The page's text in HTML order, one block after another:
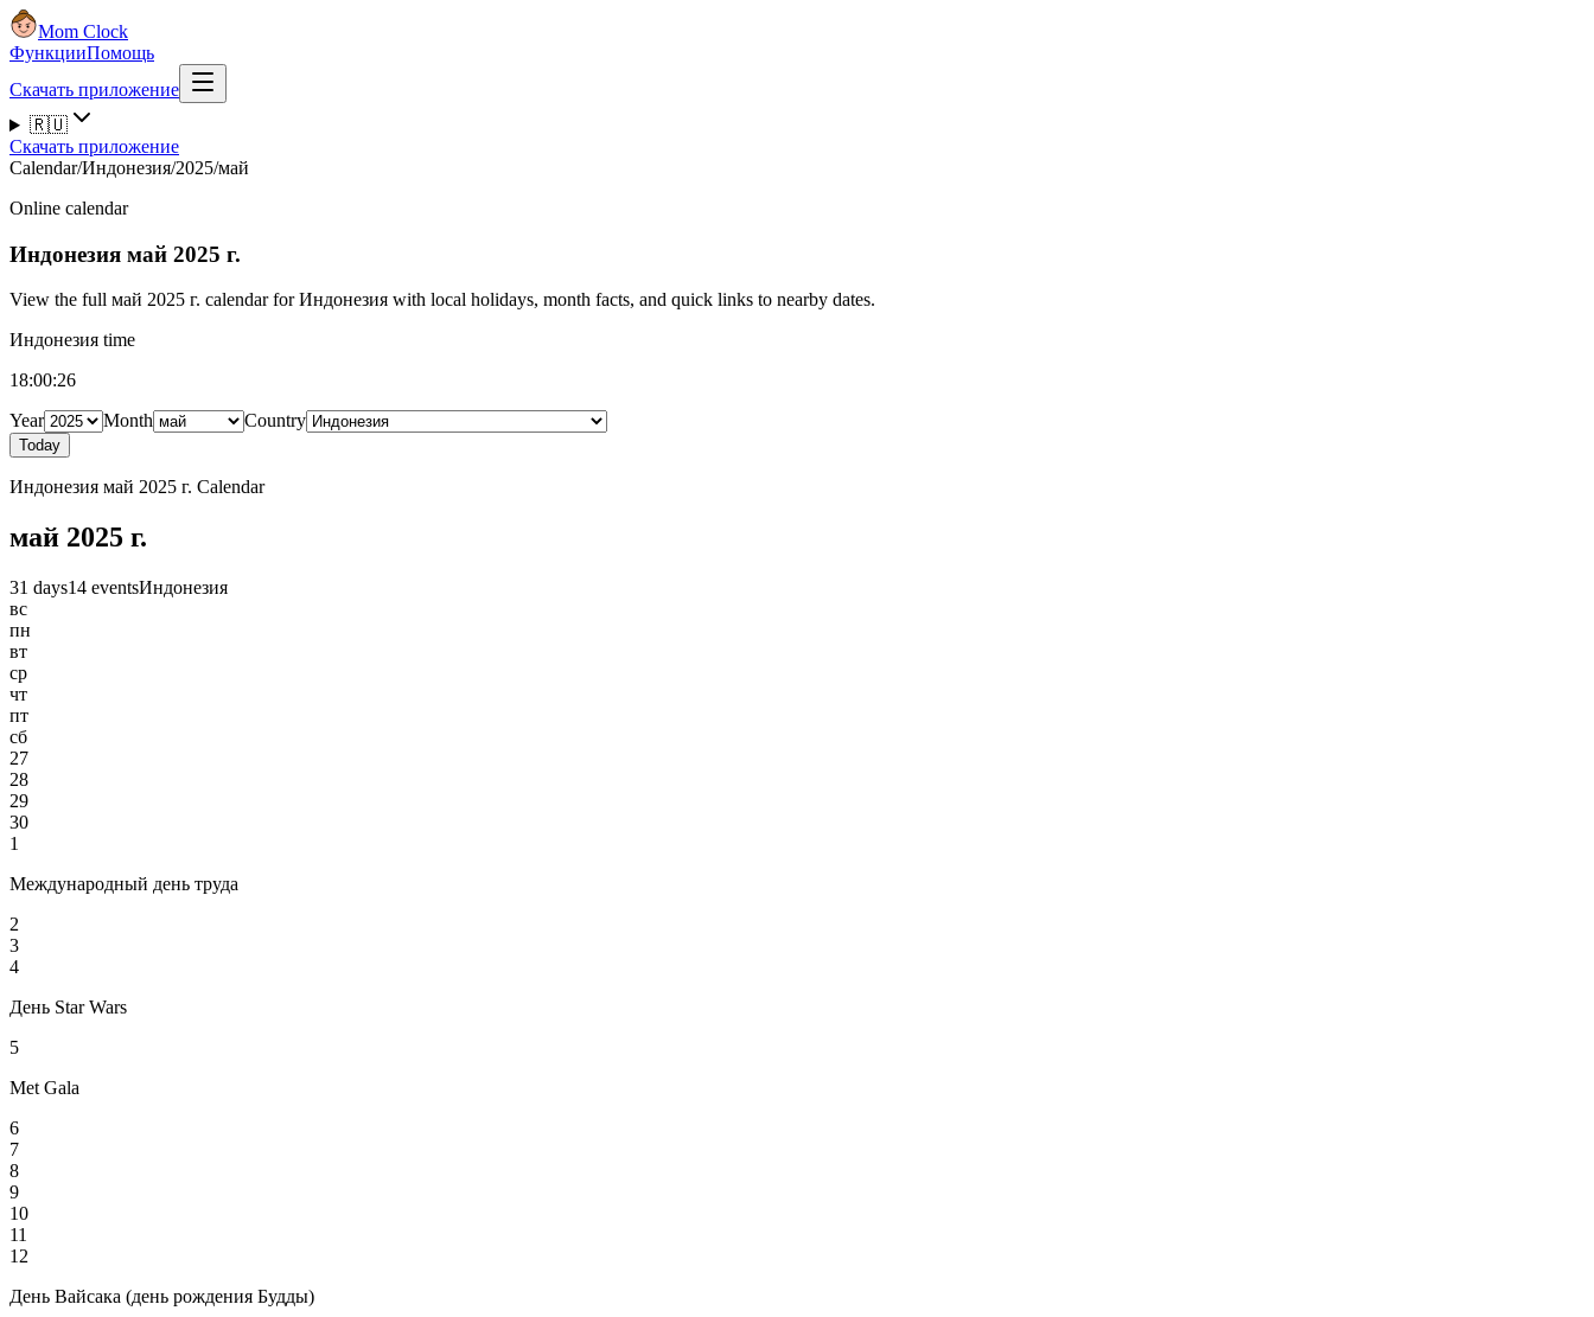
Mom Clock
ФункцииПомощь
Скачать приложение
🇷🇺
Скачать приложение
Calendar/Индонезия/2025/май
Online calendar
Индонезия май 2025 г.
View the full май 2025 г. calendar for Индонезия with local holidays, month facts, and quick links to nearby dates.
Индонезия time
18:00:27
Year
Month Country
Today
Индонезия май 2025 г. Calendar
май 2025 г.
31 days14 eventsИндонезия
вс
пн
вт
ср
чт
пт
сб
27
28
29
30
1
Международный день труда
2
3
4
День Star Wars
5
Met Gala
6
7
8
9
10
11
12
День Вайсака (день рождения Будды)